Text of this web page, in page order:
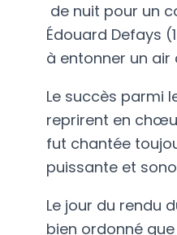
de nuit pour un
Édouard Defays
à entonner un air
Le succès parmi
reprirent en
fut chantée
puissante et
Le jour du rendu
bien ordonné